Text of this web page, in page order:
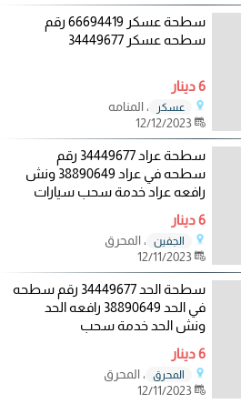
سطحة عسكر 66694419 رقم
سطحه عسكر 34449677
6 دينار
عسكر
، المنامه
12/12/2023
سطحة عراد 34449677 رقم
سطحه في عراد 38890649 ونش
رافعه عراد خدمة سحب سيارات
6 دينار
الجفين
، المحرق
12/11/2023
سطحة الحد 34449677 رقم سطحه
في الحد 38890649 رافعه الحد
ونش الحد خدمة سحب
6 دينار
المحرق
، المحرق
12/11/2023